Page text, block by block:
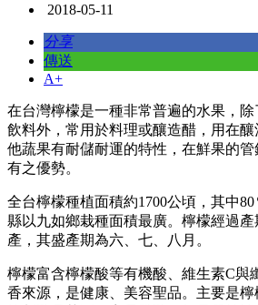
2018-05-11
分享
傳送
A+
在台灣檸檬是一種非常普遍的水果，
飲料外，常用於料理或釀造醋，用在
他蔬果有耐儲耐運的特性，在鮮果的
有之優勢。
全台檸檬種植面積約1700公頃，其中
縣以九如鄉栽種面積最廣。檸檬經過
產，其盛產期為六、七、八月。
檸檬富含檸檬酸等有機酸、維生素C與
香來源，是健康、美容聖品。主要是